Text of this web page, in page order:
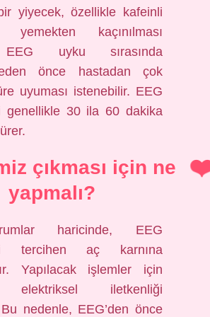
yiyecek, özellikle kafeinli
yemekten kaçınılması
uyku sırasında
önce hastadan çok
uyuması istenebilir. EEG
genellikle 30 ila 60 dakika
çıkması için ne
yapmalı?
haricinde, EEG
tercihen aç karnına
Yapılacak işlemler için
elektriksel iletkenliği
nedenle, EEG’den önce